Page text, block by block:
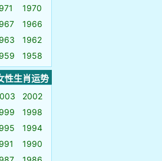
1970
1966
1962
1958
性生肖运势
2002
1998
1994
1990